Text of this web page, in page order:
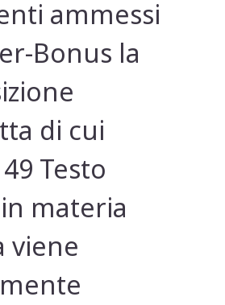
ammessi
Bonus la
di cui
Testo
materia
viene